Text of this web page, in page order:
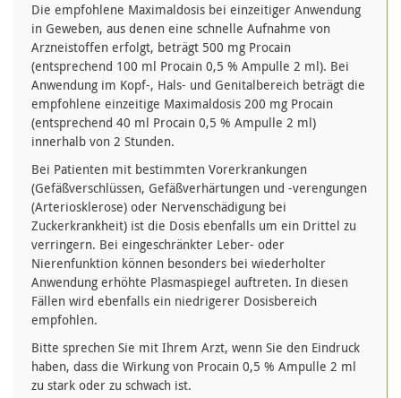
Die empfohlene Maximaldosis bei einzeitiger Anwendung
in Geweben, aus denen eine schnelle Aufnahme von
Arzneistoffen erfolgt, beträgt 500 mg Procain
(entsprechend 100 ml Procain 0,5 % Ampulle 2 ml). Bei
Anwendung im Kopf-, Hals- und Genitalbereich beträgt die
empfohlene einzeitige Maximaldosis 200 mg Procain
(entsprechend 40 ml Procain 0,5 % Ampulle 2 ml)
innerhalb von 2 Stunden.
Bei Patienten mit bestimmten Vorerkrankungen
(Gefäßverschlüssen, Gefäßverhärtungen und -verengungen
(Arteriosklerose) oder Nervenschädigung bei
Zuckerkrankheit) ist die Dosis ebenfalls um ein Drittel zu
verringern. Bei eingeschränkter Leber- oder
Nierenfunktion können besonders bei wiederholter
Anwendung erhöhte Plasmaspiegel auftreten. In diesen
Fällen wird ebenfalls ein niedrigerer Dosisbereich
empfohlen.
Bitte sprechen Sie mit Ihrem Arzt, wenn Sie den Eindruck
haben, dass die Wirkung von Procain 0,5 % Ampulle 2 ml
zu stark oder zu schwach ist.